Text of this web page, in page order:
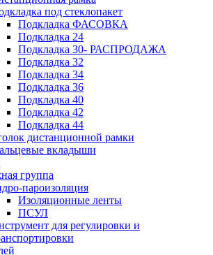
под стеклопакет
Подкладка ФАСОВКА
Подкладка 24
Подкладка 30- РАСПРОДАЖА
Подкладка 32
Подкладка 34
Подкладка 36
Подкладка 40
Подкладка 42
Подкладка 44
дистанционной рамки
вкладыши
группа
пароизоляция
Изоляционные ленты
ПСУЛ
для регулировки и